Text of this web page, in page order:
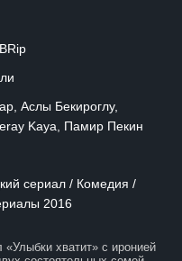
Аслы Бекироглу,
Kaya, Памир Пекин
сериал / Комедия /
2016
хватит» с иронией